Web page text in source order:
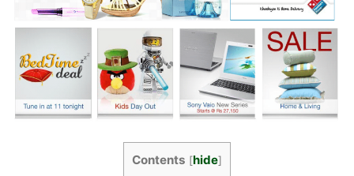
Contents [hide]